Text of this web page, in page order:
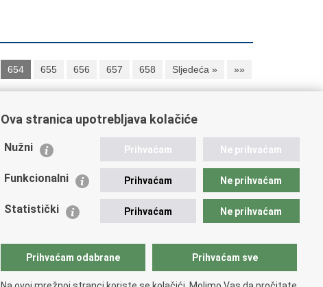
654 655 656 657 658 Sljedeća » »»
Važne poveznice
Ministarstvo unutarnjih poslova
Udruge
Policijska akademija
Zaklada policijske solidarnosti
Centar za forenzična ispitivanja, istraživanja i vještačenja
"Ivan Vučetić"
Ova stranica upotrebljava kolačiće
Nužni Prihvaćam Ne prihvaćam
Funkcionalni Prihvaćam Ne prihvaćam
Statistički Prihvaćam Ne prihvaćam
Prihvaćam odabrane Prihvaćam sve